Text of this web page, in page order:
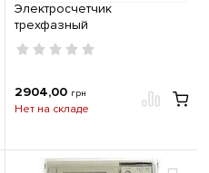
Электросчетчик
трехфазный
многотарифный CE 303-U A
R33 145 JAZ 230В (5-60А)
2904,00 грн
Нет на складе